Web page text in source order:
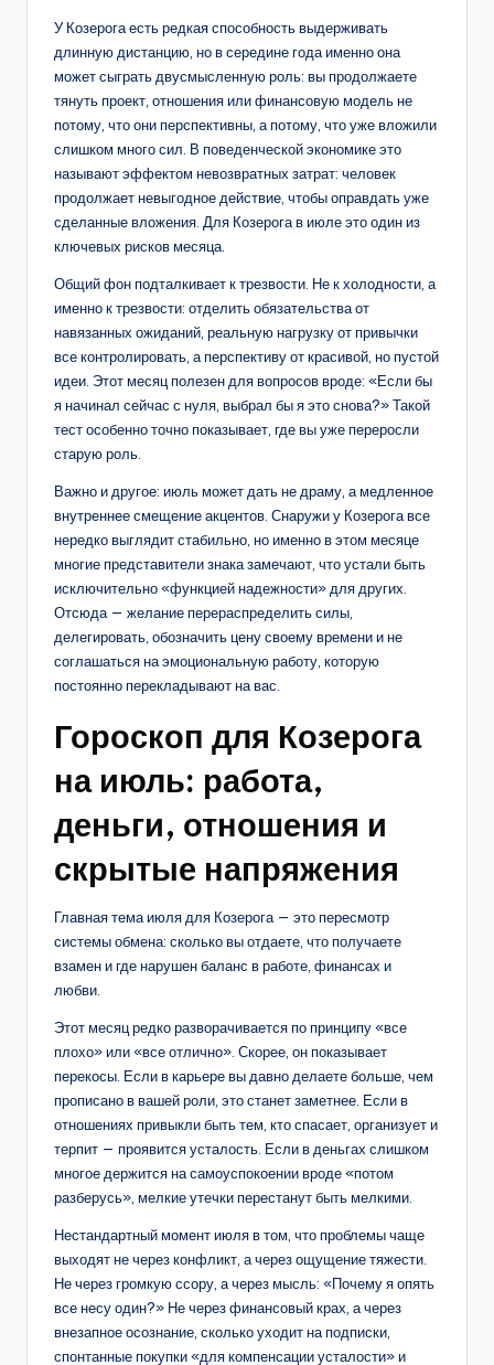
У Козерога есть редкая способность выдерживать
длинную дистанцию, но в середине года именно она
может сыграть двусмысленную роль: вы продолжаете
тянуть проект, отношения или финансовую модель не
потому, что они перспективны, а потому, что уже вложили
слишком много сил. В поведенческой экономике это
называют эффектом невозвратных затрат: человек
продолжает невыгодное действие, чтобы оправдать уже
сделанные вложения. Для Козерога в июле это один из
ключевых рисков месяца.
Общий фон подталкивает к трезвости. Не к холодности, а
именно к трезвости: отделить обязательства от
навязанных ожиданий, реальную нагрузку от привычки
все контролировать, а перспективу от красивой, но пустой
идеи. Этот месяц полезен для вопросов вроде: «Если бы
я начинал сейчас с нуля, выбрал бы я это снова?» Такой
тест особенно точно показывает, где вы уже переросли
старую роль.
Важно и другое: июль может дать не драму, а медленное
внутреннее смещение акцентов. Снаружи у Козерога все
нередко выглядит стабильно, но именно в этом месяце
многие представители знака замечают, что устали быть
исключительно «функцией надежности» для других.
Отсюда — желание перераспределить силы,
делегировать, обозначить цену своему времени и не
соглашаться на эмоциональную работу, которую
постоянно перекладывают на вас.
Гороскоп для Козерога
на июль: работа,
деньги, отношения и
скрытые напряжения
Главная тема июля для Козерога — это пересмотр
системы обмена: сколько вы отдаете, что получаете
взамен и где нарушен баланс в работе, финансах и
любви.
Этот месяц редко разворачивается по принципу «все
плохо» или «все отлично». Скорее, он показывает
перекосы. Если в карьере вы давно делаете больше, чем
прописано в вашей роли, это станет заметнее. Если в
отношениях привыкли быть тем, кто спасает, организует и
терпит — проявится усталость. Если в деньгах слишком
многое держится на самоуспокоении вроде «потом
разберусь», мелкие утечки перестанут быть мелкими.
Нестандартный момент июля в том, что проблемы чаще
выходят не через конфликт, а через ощущение тяжести.
Не через громкую ссору, а через мысль: «Почему я опять
все несу один?» Не через финансовый крах, а через
внезапное осознание, сколько уходит на подписки,
спонтанные покупки «для компенсации усталости» и